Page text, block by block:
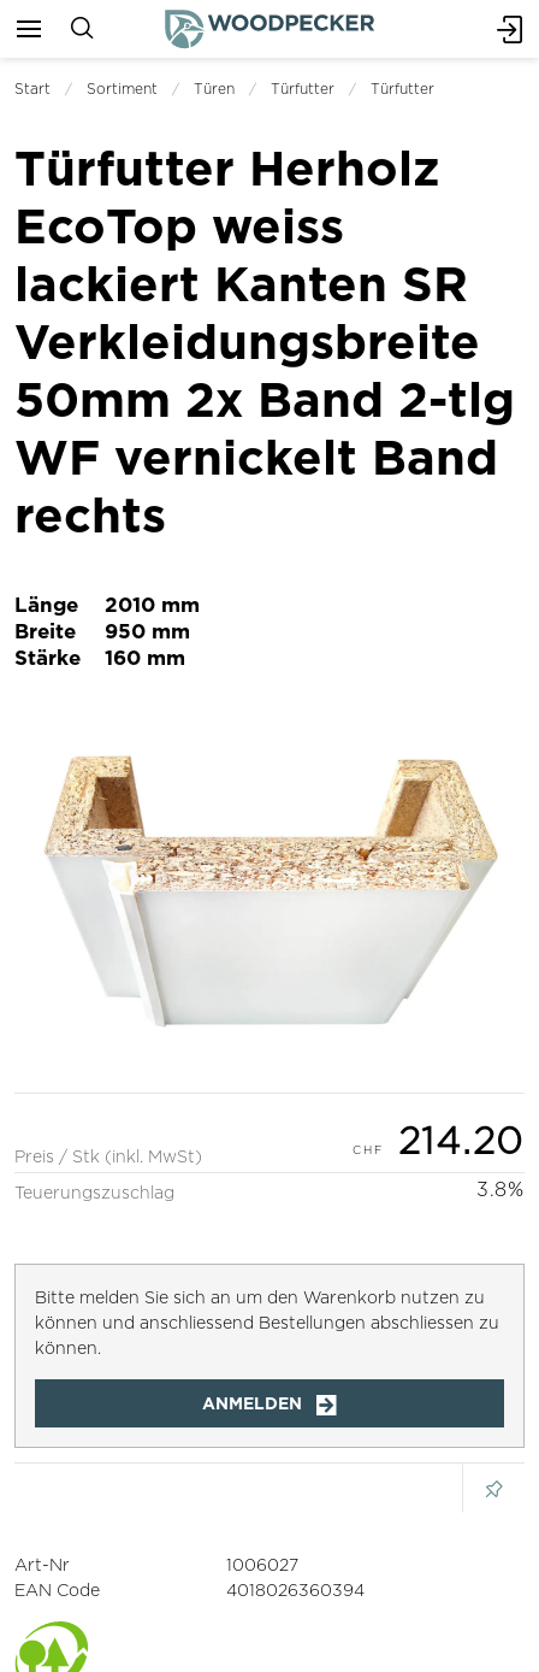
Start Sortiment Türen Türfutter Türfutter
Türfutter Herholz
EcoTop weiss
lackiert Kanten SR
Verkleidungsbreite
50mm 2x Band 2-tlg
WF vernickelt Band
rechts
Länge
2010 mm
Breite
950 mm
Stärke
160 mm
Preis / Stk (inkl. MwSt) 214.20
Teuerungszuschlag 3.8%
Bitte melden Sie sich an um den Warenkorb nutzen zu
können und anschliessend Bestellungen abschliessen zu
können.
ANMELDEN
Art-Nr
1006027
EAN Code
4018026360394